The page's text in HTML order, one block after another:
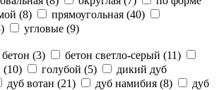
(8) прямоугольная (40)
) угловые (9)
бетон (3) бетон светло-серый (11)
(10) голубой (5)
дикий дуб
дуб вотан (21) дуб намибия (8)
дуб